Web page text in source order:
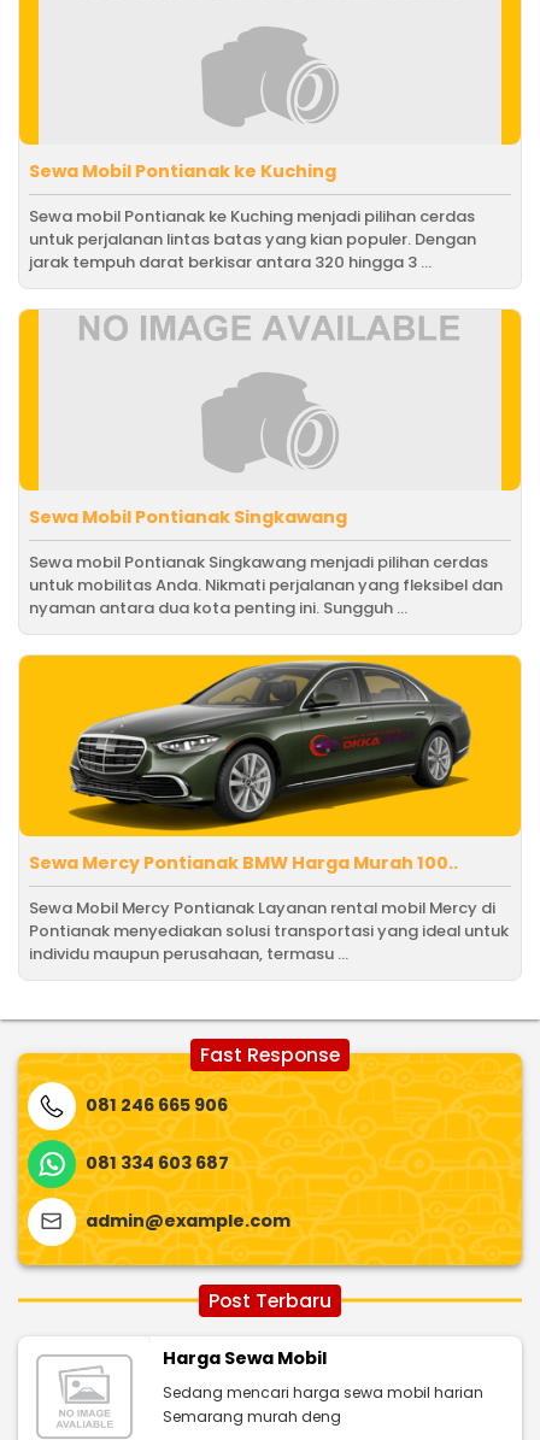
Sewa Mobil Pontianak ke Kuching
Sewa mobil Pontianak ke Kuching menjadi pilihan cerdas
untuk perjalanan lintas batas yang kian populer. Dengan
jarak tempuh darat berkisar antara 320 hingga 3 ...
Sewa Mobil Pontianak Singkawang
Sewa mobil Pontianak Singkawang menjadi pilihan cerdas
untuk mobilitas Anda. Nikmati perjalanan yang fleksibel dan
nyaman antara dua kota penting ini. Sungguh ...
Sewa Mercy Pontianak BMW Harga Murah 100..
Sewa Mobil Mercy Pontianak Layanan rental mobil Mercy di
Pontianak menyediakan solusi transportasi yang ideal untuk
individu maupun perusahaan, termasu ...
Fast Response
081 246 665 906
081 334 603 687
admin@example.com
Post Terbaru
Harga Sewa Mobil
Sedang mencari harga sewa mobil harian
Semarang murah deng